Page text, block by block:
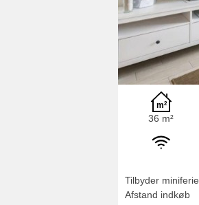
36 m²
Tilbyder miniferie
Afstand indkøb